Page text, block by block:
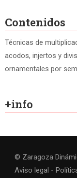
Contenidos
Técnicas de
acodos, injertos y
ornamentales por
+info
© Zaragoza
Aviso legal -